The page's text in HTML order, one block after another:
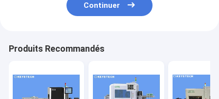
Continuer
Produits Recommandés